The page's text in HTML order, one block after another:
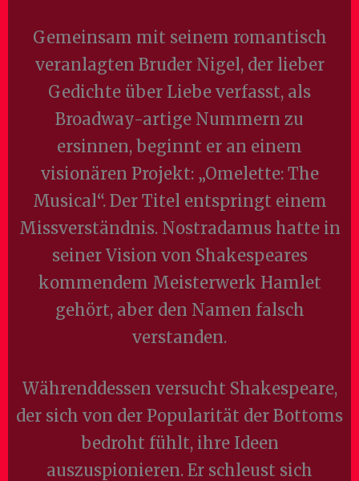
Gemeinsam mit seinem romantisch
veranlagten Bruder Nigel, der lieber
Gedichte über Liebe verfasst, als
Broadway-artige Nummern zu
ersinnen, beginnt er an einem
visionären Projekt: „Omelette: The
Musical“. Der Titel entspringt einem
Missverständnis. Nostradamus hatte in
seiner Vision von Shakespeares
kommendem Meisterwerk Hamlet
gehört, aber den Namen falsch
verstanden.
Währenddessen versucht Shakespeare,
der sich von der Popularität der Bottoms
bedroht fühlt, ihre Ideen
auszuspionieren. Er schleust sich